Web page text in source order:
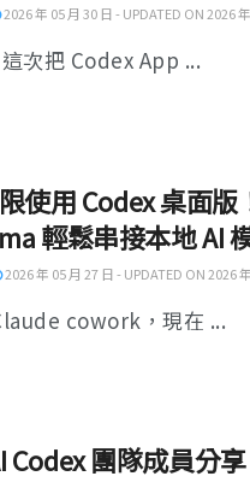
2026 年 05 月 30 日 - UPDATED ON 2026
次把 Codex App ...
使用 Codex 桌面
輕鬆串接本地 AI
2026 年 05 月 27 日 - UPDATED ON 2026
cowork，現在 ...
Codex 團隊成員分